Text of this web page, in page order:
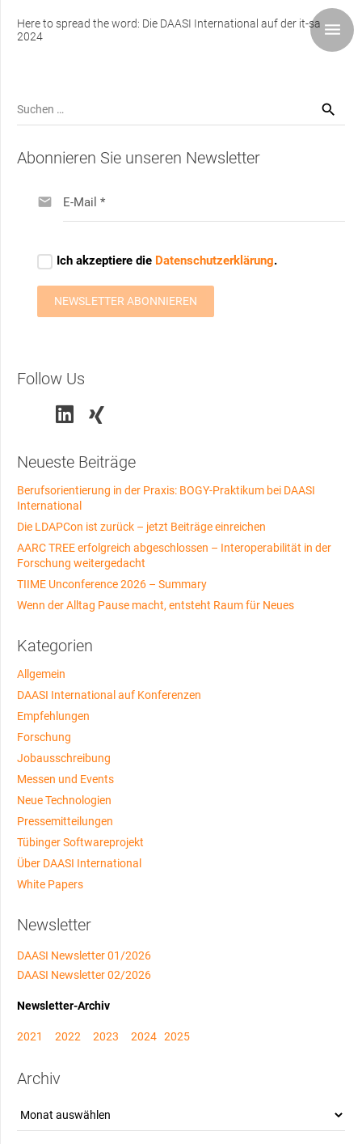
Here to spread the word: Die DAASI International auf der it-sa
2024
Suchen
nach:
Abonnieren Sie unseren Newsletter
Follow Us
Neueste Beiträge
Berufsorientierung in der Praxis: BOGY-Praktikum bei DAASI
International
Die LDAPCon ist zurück – jetzt Beiträge einreichen
AARC TREE erfolgreich abgeschlossen – Interoperabilität in der
Forschung weitergedacht
TIIME Unconference 2026 – Summary
Wenn der Alltag Pause macht, entsteht Raum für Neues
Kategorien
Allgemein
DAASI International auf Konferenzen
Empfehlungen
Forschung
Jobausschreibung
Messen und Events
Neue Technologien
Pressemitteilungen
Tübinger Softwareprojekt
Über DAASI International
White Papers
Newsletter
DAASI Newsletter 01/2026
DAASI Newsletter 02/2026
Newsletter-Archiv
2021 2022 2023 2024 2025
Archiv
Archiv